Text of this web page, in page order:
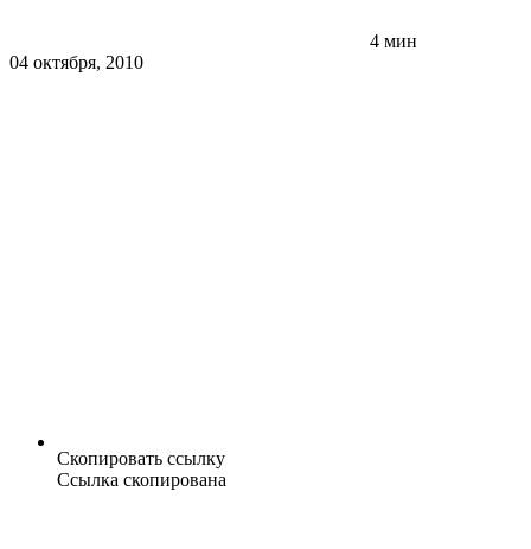
4 мин
04 октября, 2010
Скопировать ссылку
Ссылка скопирована